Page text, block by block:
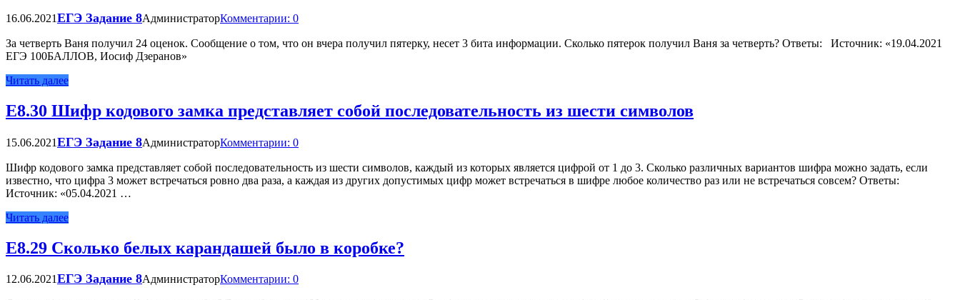
16.06.2021ЕГЭ Задание 8АдминистраторКомментарии: 0
За четверть Ваня получил 24 оценок. Сообщение о том, что он вчера получил пятерку, несет 3 бита информации. Сколько пятерок получил Ваня за четверть? Ответы: Источник: «19.04.2021
ЕГЭ 100БАЛЛОВ, Иосиф Дзеранов»
Читать далее
Е8.30 Шифр кодового замка представляет собой последовательность из шести символов
15.06.2021ЕГЭ Задание 8АдминистраторКомментарии: 0
Шифр кодового замка представляет собой последовательность из шести символов, каждый из которых является цифрой от 1 до 3. Сколько различных вариантов шифра можно задать, если
известно, что цифра 3 может встречаться ровно два раза, а каждая из других допустимых цифр может встречаться в шифре любое количество раз или не встречаться совсем? Ответы:
Источник: «05.04.2021 …
Читать далее
Е8.29 Сколько белых карандашей было в коробке?
12.06.2021ЕГЭ Задание 8АдминистраторКомментарии: 0